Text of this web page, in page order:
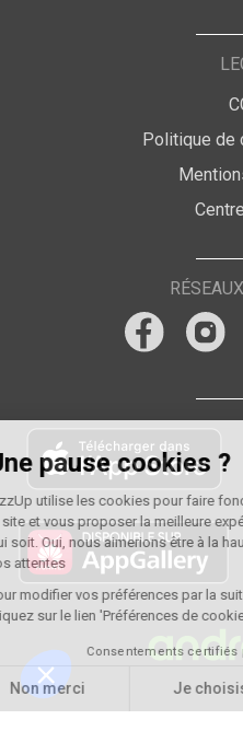
Politique de
Une pause cookies
FizzUp utilise les cookies pour
le site et vous proposer la meilleure
qui soit. Oui, nous aimerions être à
vos attentes
Pour modifier vos préférences par
cliquez sur le lien 'Préférences de
Consentements
Non merci Je